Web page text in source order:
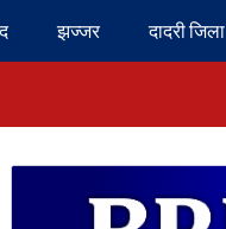
झज्जर दादरी जिला